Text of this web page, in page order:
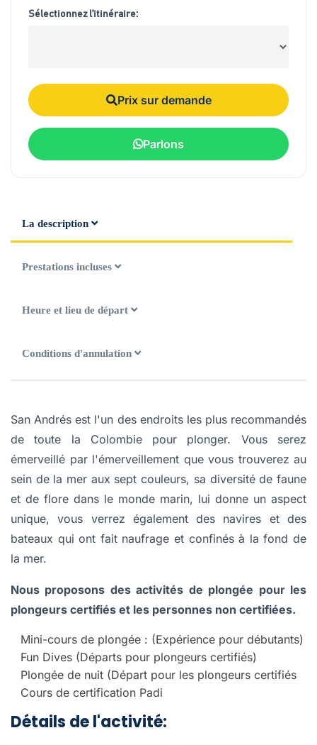
Sélectionnez l'itinéraire:
Prix sur demande
Parlons
La description
Prestations incluses
Heure et lieu de départ
Conditions d'annulation
San Andrés est l'un des endroits les plus recommandés
de toute la Colombie pour plonger. Vous serez
émerveillé par l'émerveillement que vous trouverez au
sein de la mer aux sept couleurs, sa diversité de faune
et de flore dans le monde marin, lui donne un aspect
unique, vous verrez également des navires et des
bateaux qui ont fait naufrage et confinés à la fond de
la mer.
Nous proposons des activités de plongée pour les
plongeurs certifiés et les personnes non certifiées.
Mini-cours de plongée : (Expérience pour débutants)
Fun Dives (Départs pour plongeurs certifiés)
Plongée de nuit (Départ pour les plongeurs certifiés
Cours de certification Padi
Détails de l'activité: